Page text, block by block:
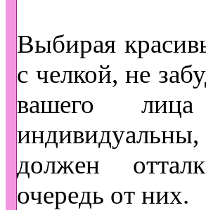
Выбирая
с челкой, не
вашего
должен
очередь от них.